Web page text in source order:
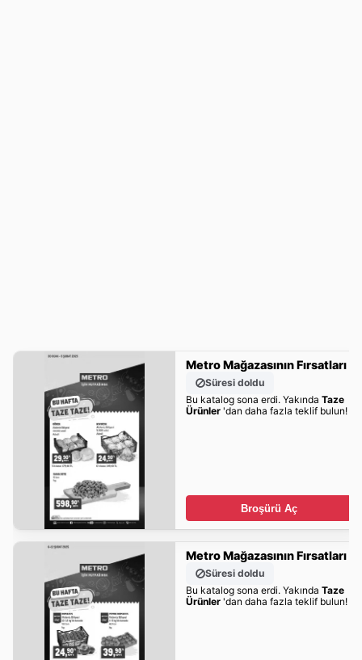
Metro Mağazasının Fırsatları
Süresi doldu
Bu katalog sona erdi. Yakında Taze
Ürünler'dan daha fazla teklif bulun!
Broşürü Aç
Metro Mağazasının Fırsatları
Süresi doldu
Bu katalog sona erdi. Yakında Taze
Ürünler'dan daha fazla teklif bulun!